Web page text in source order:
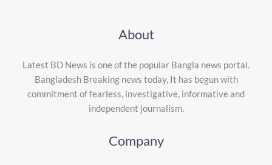
About
Latest BD News is one of the popular Bangla news portal.
Bangladesh Breaking news today, It has begun with
commitment of fearless, investigative, informative and
independent journalism.
Company